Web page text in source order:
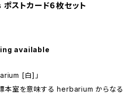
トカード６枚セット
available
[白]」
本室を意味する herbarium からなる